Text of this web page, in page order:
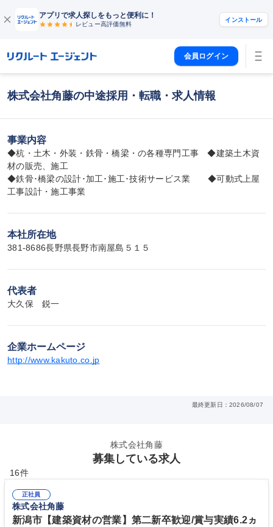
アプリで求人探しをもっと便利に！
レビュー高評価無料
インストール
会員ログイン
株式会社角藤の中途採用・転職・求人情報
事業内容
◆杭・土木・外装・鉄骨・橋梁・の各種専門工事　◆建築土木資
材の販売、施工
◆鉄骨･橋梁の設計･加工･施工･技術サービス業　　◆可動式上屋
工事設計・施工事業
本社所在地
381-8686長野県長野市南屋島５１５
代表者
大久保　鋭一
企業ホームページ
http://www.kakuto.co.jp
最終更新日：2026/08/07
株式会社角藤
募集している求人
16件
正社員
株式会社角藤
新潟市【建築資材の営業】第二新卒歓迎/賞与実績6.2ヵ